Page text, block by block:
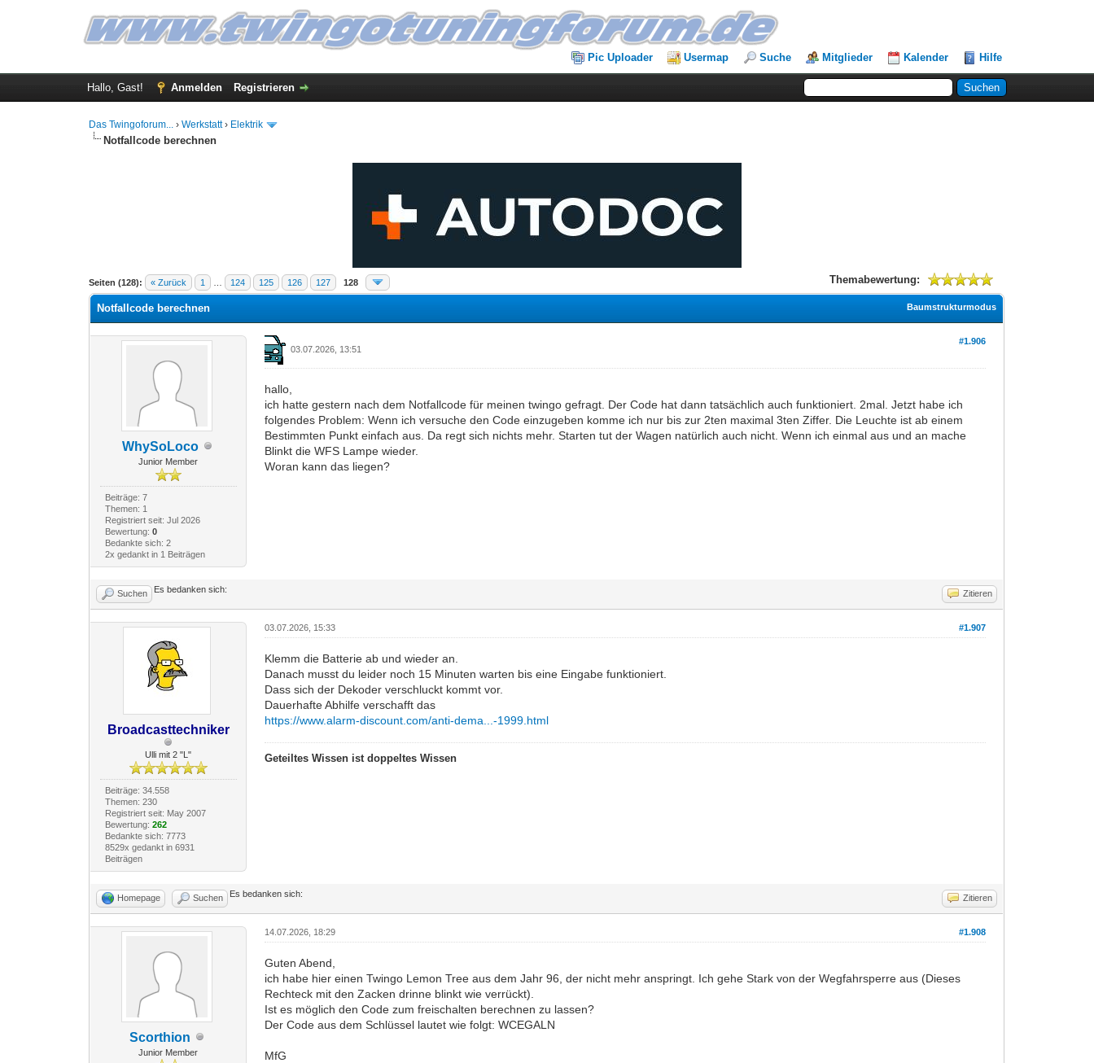
Pic Uploader Usermap Suche Mitglieder Kalender Hilfe
Hallo, Gast! Anmelden Registrieren
Das Twingoforum... ›Werkstatt› Elektrik
Notfallcode berechnen
Seiten (128): « Zurück 1 124 125 126 127 128 Themabewertung:
1 Bewertung(en) - 5 im Durchschnitt
1
2
3
4
5
Baumstrukturmodus
Notfallcode berechnen
WhySoLoco
Junior Member
Beiträge: 7
Themen: 1
Registriert seit: Jul 2026
Bewertung: 0
Bedankte sich: 2
2x gedankt in 1 Beiträgen
#1.906
03.07.2026, 13:51
hallo,
ich hatte gestern nach dem Notfallcode für meinen twingo gefragt. Der Code hat dann tatsächlich auch funktioniert. 2mal. Jetzt habe ich
folgendes Problem: Wenn ich versuche den Code einzugeben komme ich nur bis zur 2ten maximal 3ten Ziffer. Die Leuchte ist ab einem
Bestimmten Punkt einfach aus. Da regt sich nichts mehr. Starten tut der Wagen natürlich auch nicht. Wenn ich einmal aus und an mache
Blinkt die WFS Lampe wieder.
Woran kann das liegen?
Suchen Zitieren
Es bedanken sich:
Broadcasttechniker
Ulli mit 2 "L"
Beiträge: 34.558
Themen: 230
Registriert seit: May 2007
Bewertung: 262
Bedankte sich: 7773
8529x gedankt in 6931
Beiträgen
#1.907
03.07.2026, 15:33
Klemm die Batterie ab und wieder an.
Danach musst du leider noch 15 Minuten warten bis eine Eingabe funktioniert.
Dass sich der Dekoder verschluckt kommt vor.
Dauerhafte Abhilfe verschafft das
https://www.alarm-discount.com/anti-dema...-1999.html
Geteiltes Wissen ist doppeltes Wissen
Homepage Suchen Zitieren
Es bedanken sich:
Scorthion
Junior Member
#1.908
14.07.2026, 18:29
Guten Abend,
ich habe hier einen Twingo Lemon Tree aus dem Jahr 96, der nicht mehr anspringt. Ich gehe Stark von der Wegfahrsperre aus (Dieses
Rechteck mit den Zacken drinne blinkt wie verrückt).
Ist es möglich den Code zum freischalten berechnen zu lassen?
Der Code aus dem Schlüssel lautet wie folgt: WCEGALN
MfG